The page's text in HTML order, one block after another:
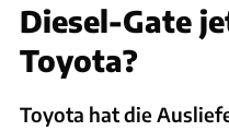
Diesel-Gate
Toyota?
Toyota hat die